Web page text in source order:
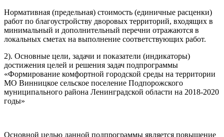
Нормативная (предельная) стоимость (единичные расценки)
работ по благоустройству дворовых территорий, входящих в
минимальный и дополнительный перечни отражаются в
локальных сметах на выполнение соответствующих работ.
2). Основные цели, задачи и показатели (индикаторы)
достижения целей и решения задач подпрограммы
«Формирование комфортной городской среды на территории
МО Винницкое сельское поселение Подпорожского
муниципального района Ленинградской области на 2018-2020
годы»
Основной целью данной подпрограммы является повышение